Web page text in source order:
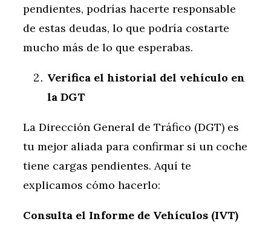
pendientes, podrías hacerte responsable
de estas deudas, lo que podría costarte
mucho más de lo que esperabas.
Verifica el historial del vehículo en
la DGT
La Dirección General de Tráfico (DGT) es
tu mejor aliada para confirmar si un coche
tiene cargas pendientes. Aquí te
explicamos cómo hacerlo:
Consulta el Informe de Vehículos (IVT)